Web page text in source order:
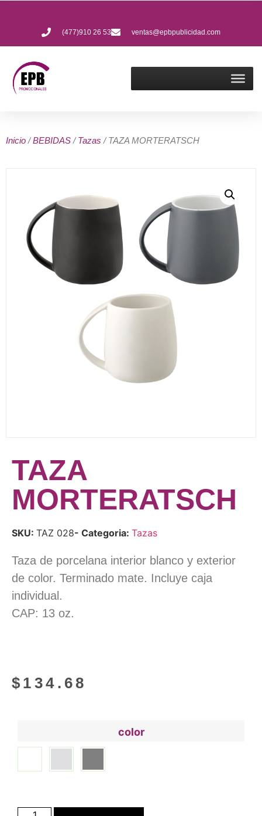
(477)910 26 53 ventas@epbpublicidad.com
Inicio /BEBIDAS /Tazas / TAZA MORTERATSCH
TAZA
MORTERATSCH
SKU: TAZ 028- Categoria: Tazas
Taza de porcelana interior blanco y exterior
de color. Terminado mate. Incluye caja
individual.
CAP: 13 oz.
$ 134.68
color